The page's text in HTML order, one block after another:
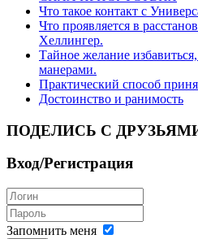
Что такое контакт с
Что проявляется в
Хеллингер.
Тайное желание
манерами.
Практический способ
Достоинство и ранимость
ПОДЕЛИСЬ С
Вход/Регистрация
Запомнить меня